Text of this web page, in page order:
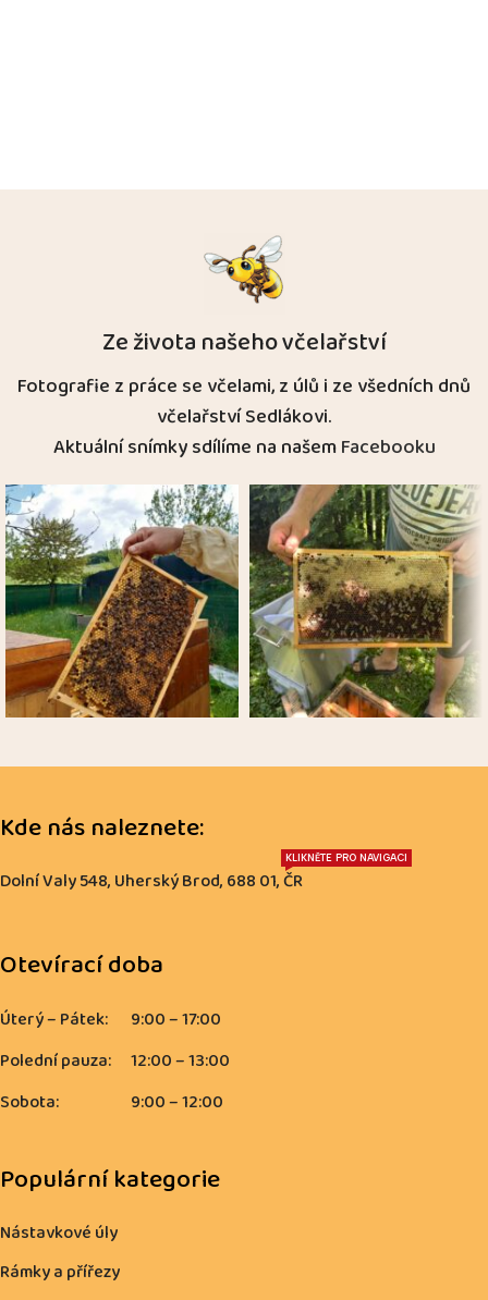
Ze života našeho včelařství
Fotografie z práce se včelami, z úlů i ze všedních dnů
včelařství Sedlákovi.
Aktuální snímky sdílíme na našemFacebooku
Kde nás naleznete:
Dolní Valy 548, Uherský Brod, 688 01, ČR
KLIKNĚTE PRO NAVIGACI
Otevírací doba
Úterý – Pátek:
9:00 – 17:00
Polední pauza:
12:00 – 13:00
Sobota:
9:00 – 12:00
Populární kategorie
Nástavkové úly
Rámky a přířezy